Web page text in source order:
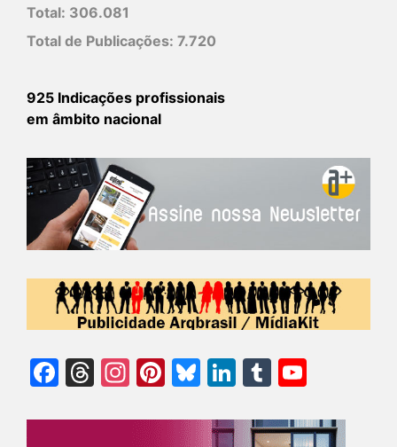
Total: 306.081
Total de Publicações: 7.720
925 Indicações profissionais
em âmbito nacional
Facebook
Threads
Instagram
Pinterest
Bluesky
LinkedIn
Tumblr